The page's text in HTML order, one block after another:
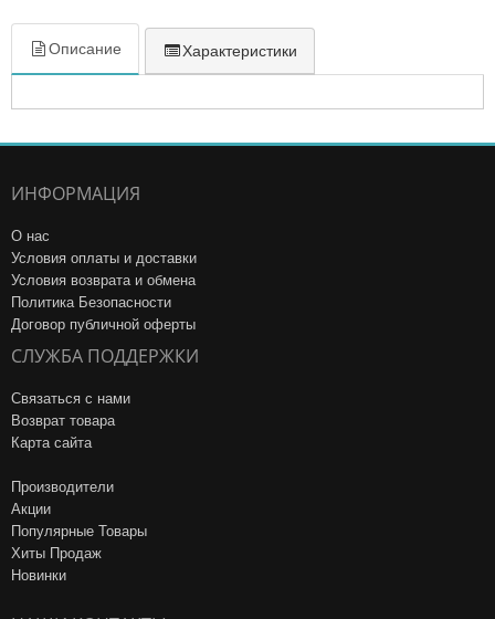
Описание Характеристики
ИНФОРМАЦИЯ
О нас
Условия оплаты и доставки
Условия возврата и обмена
Политика Безопасности
Договор публичной оферты
СЛУЖБА ПОДДЕРЖКИ
Связаться с нами
Возврат товара
Карта сайта
Производители
Акции
Популярные Товары
Хиты Продаж
Новинки